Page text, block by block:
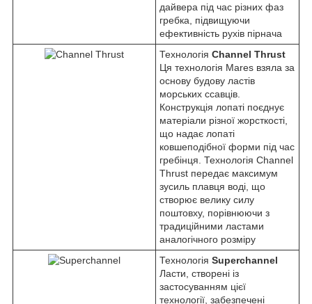
дайвера під час різних фаз
гребка, підвищуючи
ефективність рухів пірнача
Технологія Channel Thrust
Ця технологія Mares взяла за
основу будову ластів
морських ссавців.
Конструкція лопаті поєднує
матеріали різної жорсткості,
що надає лопаті
ковшеподібної форми під час
гребінця. Технологія Channel
Thrust передає максимум
зусиль плавця воді, що
створює велику силу
поштовху, порівнюючи з
традиційними ластами
аналогічного розміру
Технологія Superchannel
Ласти, створені із
застосуванням цієї
технології, забезпечені